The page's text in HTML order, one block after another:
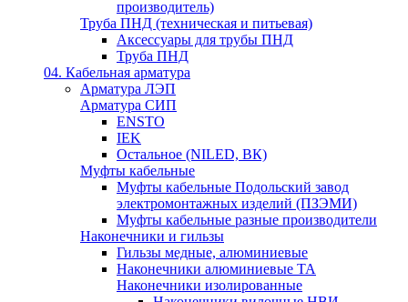
производитель)
Труба ПНД (техническая и питьевая)
Аксессуары для трубы ПНД
Труба ПНД
04. Кабельная арматура
Арматура ЛЭП
Арматура СИП
ENSTO
IEK
Остальное (NILED, ВК)
Муфты кабельные
Муфты кабельные Подольский завод
электромонтажных изделий (ПЗЭМИ)
Муфты кабельные разные производители
Наконечники и гильзы
Гильзы медные, алюминиевые
Наконечники алюминиевые ТА
Наконечники изолированные